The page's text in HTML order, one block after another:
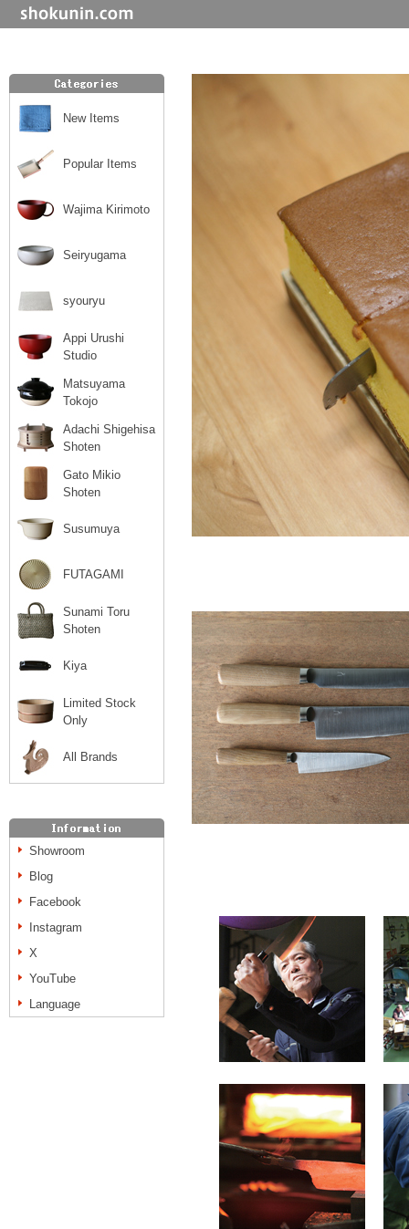
New Items
Popular Items
Wajima Kirimoto
Seiryugama
syouryu
Appi Urushi
Studio
Matsuyama
Tokojo
Adachi Shigehisa
Shoten
Gato Mikio
Shoten
Susumuya
FUTAGAMI
Sunami Toru
Shoten
Kiya
Limited Stock
Only
All Brands
Showroom
Blog
Facebook
Instagram
X
YouTube
Language